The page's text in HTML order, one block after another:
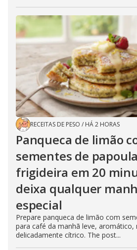
RECEITAS DE PESO / HÁ 2 HORAS
Panqueca de limão
sementes de
frigideira em 20
deixa qualquer
especial
Prepare panqueca de limão com
para café da manhã leve, aromático,
delicadamente cítrico. The post...